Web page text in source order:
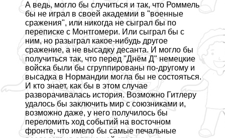
А ведь, могло бы случиться и так, что Роммель
бы не играл в своей академии в "военные
сражения", или никогда не сыграл бы по
переписке с Монтгомери. Или сыграл бы с
ним, но разыграл какое-нибудь другое
сражение, а не высадку десанта. И могло бы
получиться так, что перед "Днём Д" немецкие
войска были бы сгруппированы по-другому и
высадка в Нормaндии могла бы не состояться.
И кто знает, как бы в этом случае
разворачивалась история. Возможно Гитлеру
удалось бы заключить мир с союзниками и,
возможно даже, у него получилось бы
переломить ход событий на восточном
фронте, что имело бы самые печальные